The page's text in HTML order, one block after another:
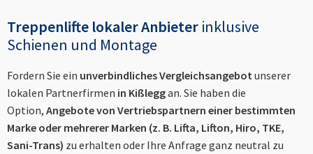
Treppenlifte lokaler Anbieter inklusive
Schienen und Montage
Fordern Sie ein unverbindliches Vergleichsangebotunserer
lokalen Partnerfirmen in Kißleggan. Sie haben die
Option, Angebote von Vertriebspartnern einer bestimmten
Marke oder mehrerer Marken (z. B. Lifta, Lifton, Hiro, TKE,
Sani-Trans) zu erhalten oder Ihre Anfrage ganz neutral zu